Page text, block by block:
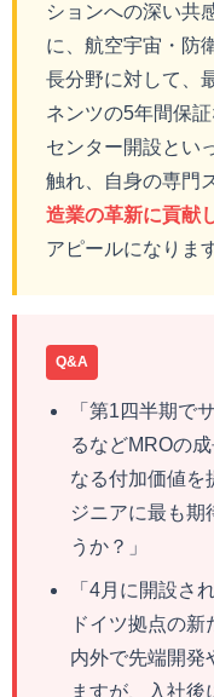
ションへの深い共
に、航空宇宙・防
長分野に対して、
ネンツの5年間保
センター開設とい
触れ、自身の専門
造業の革新に貢献
アピールになりま
Q&A
「第1四半期で
るなどMROの
なる付加価値を
ジニアに最も期
うか？」
「4月に開設さ
ドイツ拠点の
内外で先端開発
ますが、入社後